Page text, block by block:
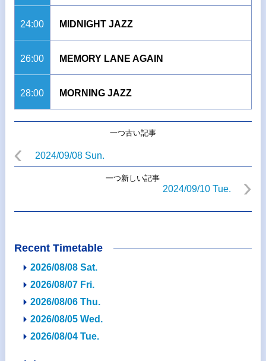
24:00 MIDNIGHT JAZZ
26:00 MEMORY LANE AGAIN
28:00 MORNING JAZZ
一つ古い記事
2024/09/08 Sun.
一つ新しい記事
2024/09/10 Tue.
Recent Timetable
2026/08/08 Sat.
2026/08/07 Fri.
2026/08/06 Thu.
2026/08/05 Wed.
2026/08/04 Tue.